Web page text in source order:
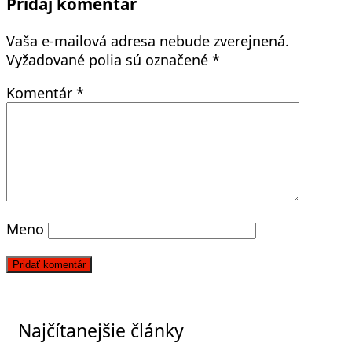
Vaša e-mailová adresa nebude zverejnená.
Vyžadované polia sú označené *
Komentár *
Meno
Najčítanejšie články